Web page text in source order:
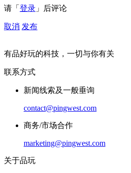
请「 登录 」后评论
取消 发布
有品好玩的科技，一切与你有关
联系方式
新闻线索及一般垂询
contact@pingwest.com
商务/市场合作
marketing@pingwest.com
关于品玩